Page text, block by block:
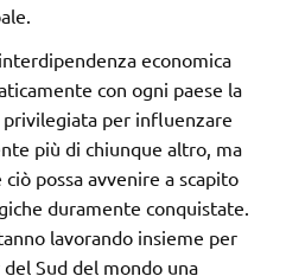
economica
con ogni paese la
per influenzare
più di chiunque altro, ma
possa avvenire a scapito
duramente conquistate.
lavorando insieme per
Sud del mondo una